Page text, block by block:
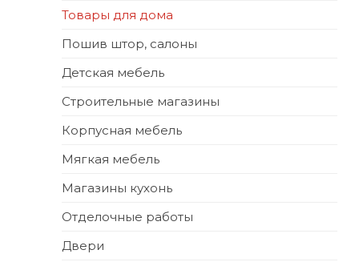
Товары для дома
Пошив штор, салоны
Детская мебель
Строительные магазины
Корпусная мебель
Мягкая мебель
Магазины кухонь
Отделочные работы
Двери